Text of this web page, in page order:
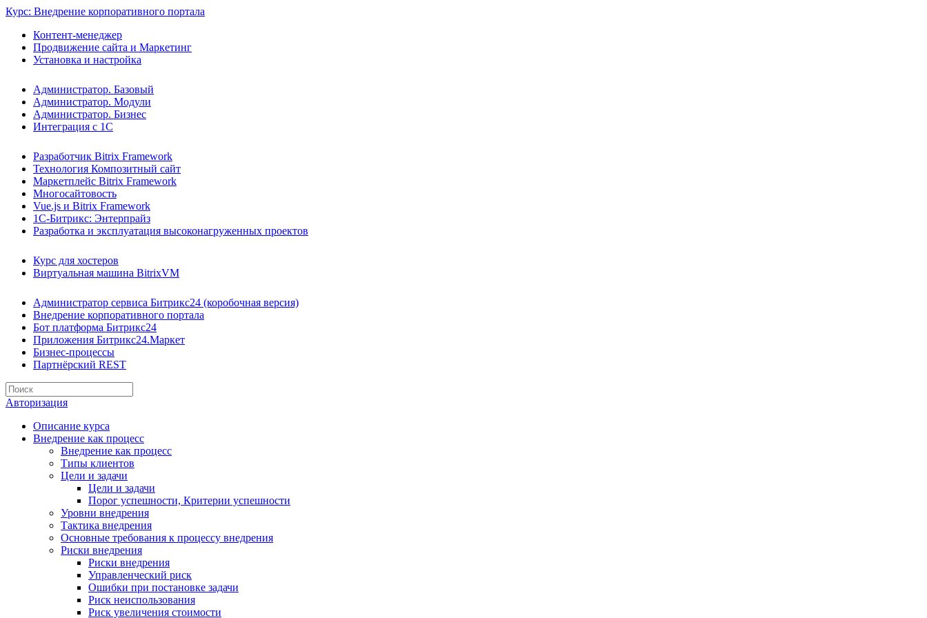
Курс: Внедрение корпоративного портала
Контент-менеджер
Продвижение сайта и Маркетинг
Установка и настройка
Администратор. Базовый
Администратор. Модули
Администратор. Бизнес
Интеграция с 1С
Разработчик Bitrix Framework
Технология Композитный сайт
Маркетплейс Bitrix Framework
Многосайтовость
Vue.js и Bitrix Framework
1С-Битрикс: Энтерпрайз
Разработка и эксплуатация высоконагруженных проектов
Курс для хостеров
Виртуальная машина BitrixVM
Администратор сервиса Битрикс24 (коробочная версия)
Внедрение корпоративного портала
Бот платформа Битрикс24
Приложения Битрикс24.Маркет
Бизнес-процессы
Партнёрский REST
Авторизация
Описание курса
Внедрение как процесс
Внедрение как процесс
Типы клиентов
Цели и задачи
Цели и задачи
Порог успешности, Критерии успешности
Уровни внедрения
Тактика внедрения
Основные требования к процессу внедрения
Риски внедрения
Риски внедрения
Управленческий риск
Ошибки при постановке задачи
Риск неиспользования
Риск увеличения стоимости